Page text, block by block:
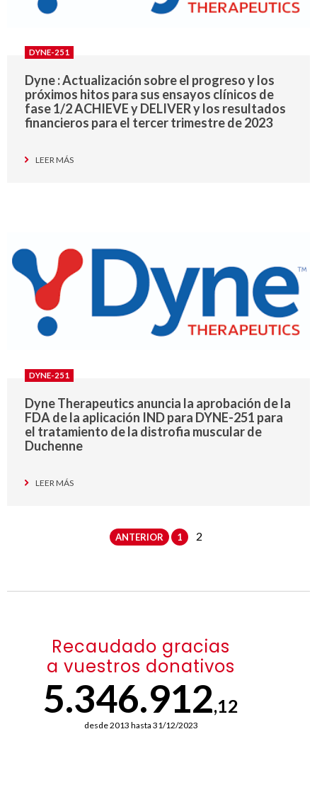
DYNE-251
Dyne : Actualización sobre el progreso y los
próximos hitos para sus ensayos clínicos de
fase 1/2 ACHIEVE y DELIVER y los resultados
financieros para el tercer trimestre de 2023
LEER MÁS
DYNE-251
Dyne Therapeutics anuncia la aprobación de la
FDA de la aplicación IND para DYNE-251 para
el tratamiento de la distrofia muscular de
Duchenne
LEER MÁS
ANTERIOR 1 2
Recaudado gracias
a vuestros donativos
5.346.912,12
desde 2013 hasta 31/12/2023